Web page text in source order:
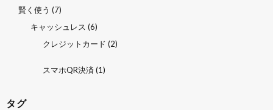
賢く使う (7)
キャッシュレス (6)
クレジットカード (2)
スマホQR決済 (1)
タグ